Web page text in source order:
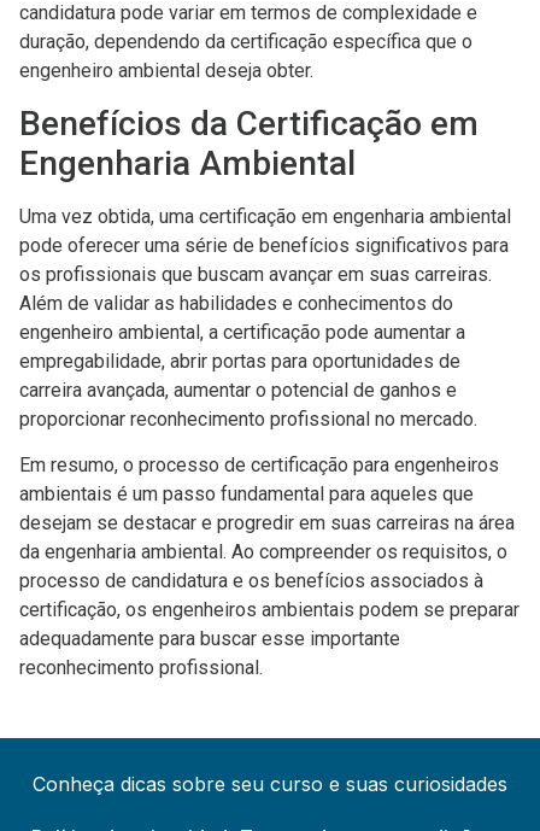
candidatura pode variar em termos de complexidade e
duração, dependendo da certificação específica que o
engenheiro ambiental deseja obter.
Benefícios da Certificação em
Engenharia Ambiental
Uma vez obtida, uma certificação em engenharia ambiental
pode oferecer uma série de benefícios significativos para
os profissionais que buscam avançar em suas carreiras.
Além de validar as habilidades e conhecimentos do
engenheiro ambiental, a certificação pode aumentar a
empregabilidade, abrir portas para oportunidades de
carreira avançada, aumentar o potencial de ganhos e
proporcionar reconhecimento profissional no mercado.
Em resumo, o processo de certificação para engenheiros
ambientais é um passo fundamental para aqueles que
desejam se destacar e progredir em suas carreiras na área
da engenharia ambiental. Ao compreender os requisitos, o
processo de candidatura e os benefícios associados à
certificação, os engenheiros ambientais podem se preparar
adequadamente para buscar esse importante
reconhecimento profissional.
Conheça dicas sobre seu curso e suas curiosidades